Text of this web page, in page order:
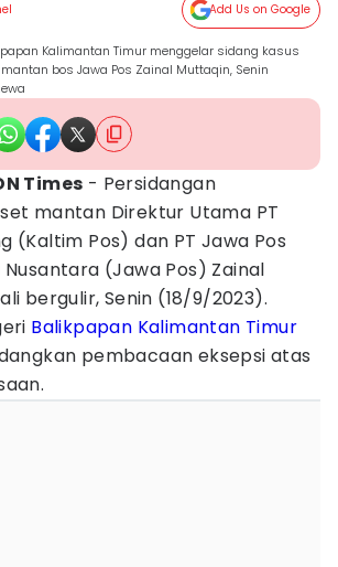
Add Us on Google
Kalimantan Timur menggelar sidang kasus
bos Jawa Pos Zainal Muttaqin, Senin
Times - Persidangan
mantan Direktur Utama PT
(Kaltim Pos) dan PT Jawa Pos
(Jawa Pos) Zainal
bergulir, Senin (18/9/2023).
Balikpapan Kalimantan Timur
pembacaan eksepsi atas